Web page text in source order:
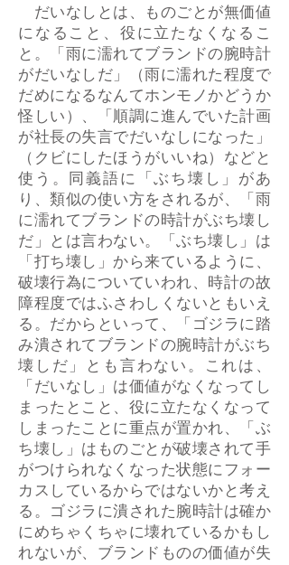
だいなしとは、ものごとが無価値
になること、役に立たなくなるこ
と。「雨に濡れてブランドの腕時計
がだいなしだ」（雨に濡れた程度で
だめになるなんてホンモノかどうか
怪しい）、「順調に進んでいた計画
が社長の失言でだいなしになった」
（クビにしたほうがいいね）などと
使う。同義語に「ぶち壊し」があ
り、類似の使い方をされるが、「雨
に濡れてブランドの時計がぶち壊し
だ」とは言わない。「ぶち壊し」は
「打ち壊し」から来ているように、
破壊行為についていわれ、時計の故
障程度ではふさわしくないともいえ
る。だからといって、「ゴジラに踏
み潰されてブランドの腕時計がぶち
壊しだ」とも言わない。これは、
「だいなし」は価値がなくなってし
まったとこと、役に立たなくなって
しまったことに重点が置かれ、「ぶ
ち壊し」はものごとが破壊されて手
がつけられなくなった状態にフォー
カスしているからではないかと考え
る。ゴジラに潰された腕時計は確か
にめちゃくちゃに壊れているかもし
れないが、ブランドものの価値が失